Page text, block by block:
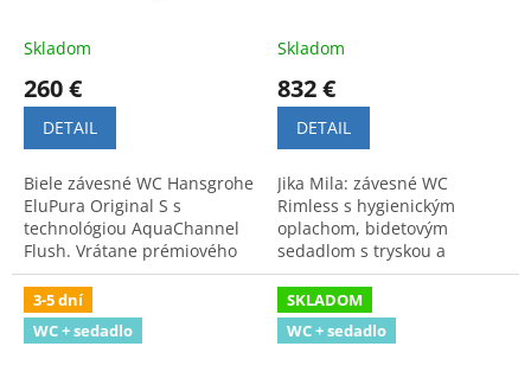
Skladom
260 €
DETAIL
Biele závesné WC Hansgrohe
EluPura Original S s
technológiou AquaChannel
Flush. Vrátane prémiového
sedadla so spomaľovacím
mechanizmom.
Skladom
832 €
DETAIL
Jika Mila: závesné WC
Rimless s hygienickým
oplachom, bidetovým
sedadlom s tryskou a
pomalým sklápaním.
Moderná zostava pre
maximálnu čistotu a
komfort.
3-5 dní
WC + sedadlo
SKLADOM
WC + sedadlo